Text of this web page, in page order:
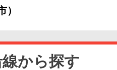
）
から探す